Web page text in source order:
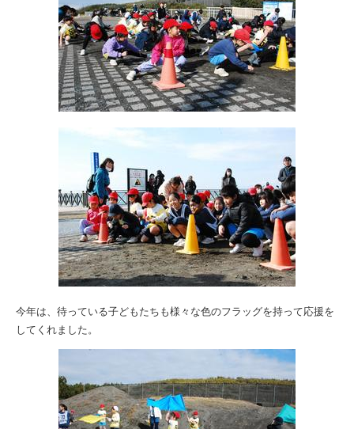
今年は、待っている子どもたちも様々な色のフラッグを持って応援を
してくれました。